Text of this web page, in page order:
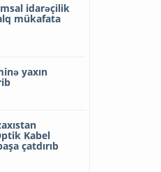
idarəçilik
mükafata
yaxın
Kabel
çatdırıb